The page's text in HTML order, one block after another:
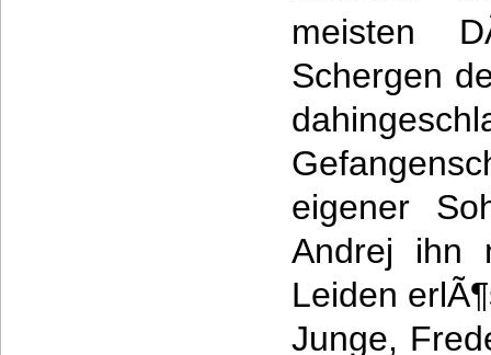
meisten
Schergen
eigener
Andrej ihn
Leiden
Junge,